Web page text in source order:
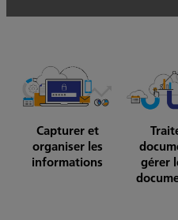
Capturer et
organiser les
informations
gérer